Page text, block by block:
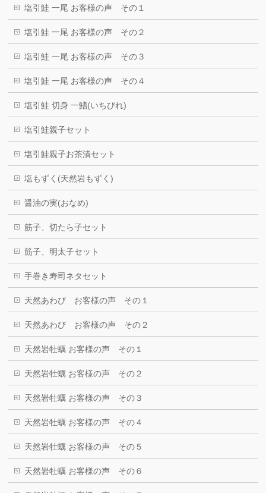
塩引鮭 一尾 お客様の声 その１
塩引鮭 一尾 お客様の声 その２
塩引鮭 一尾 お客様の声 その３
塩引鮭 一尾 お客様の声 その４
塩引鮭 切身 一鰭(いちびれ)
塩引鮭親子セット
塩引鮭親子お茶漬セット
塩もずく(天然岩もずく)
醤油の実(おなめ)
筋子、切たら子セット
筋子、明太子セット
手巻き寿司ネタセット
天然あわび お客様の声 その１
天然あわび お客様の声 その２
天然岩牡蠣 お客様の声 その１
天然岩牡蠣 お客様の声 その２
天然岩牡蠣 お客様の声 その３
天然岩牡蠣 お客様の声 その４
天然岩牡蠣 お客様の声 その５
天然岩牡蠣 お客様の声 その６